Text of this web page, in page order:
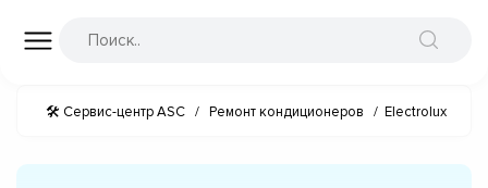
🛠 Сервис-центр ASC / Ремонт кондиционеров / Electrolux